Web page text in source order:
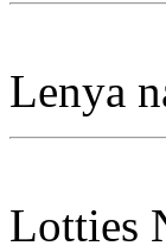
Lenya
Lotties